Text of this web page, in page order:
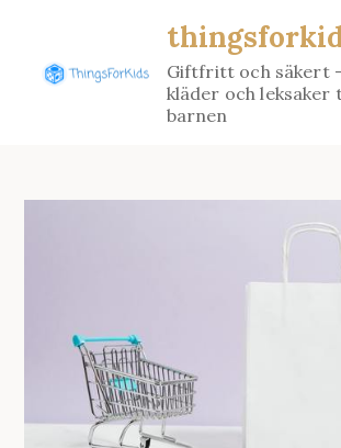
content
Giftfritt och säkert
kläder och leksaker
barnen